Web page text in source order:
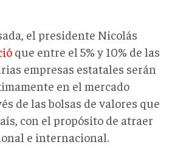
el presidente Nicolás
que entre el 5% y 10% de las
empresas estatales serán
en el mercado
de las bolsas de valores que
con el propósito de atraer
e internacional.